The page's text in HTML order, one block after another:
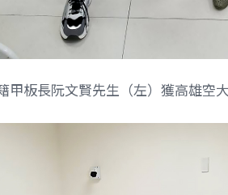
甲板長阮文賢先生（左）獲高雄空